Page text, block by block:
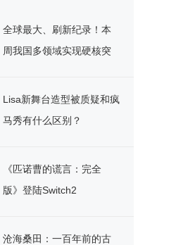
全球最大、刷新纪录！本
周我国多领域实现硬核突
Lisa新舞台造型被质疑和疯
马秀有什么区别？
《匹诺曹的谎言：完全
版》登陆Switch2
沧海桑田：一百年前的古